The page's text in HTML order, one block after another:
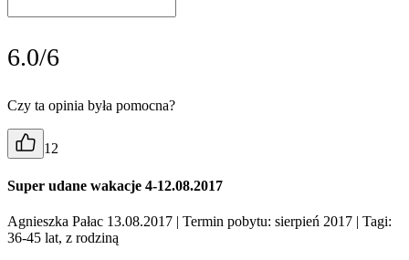
6.0/6
Czy ta opinia była pomocna?
12
Super udane wakacje 4-12.08.2017
Agnieszka Pałac 13.08.2017 | Termin pobytu: sierpień 2017 | Tagi:
36-45 lat, z rodziną